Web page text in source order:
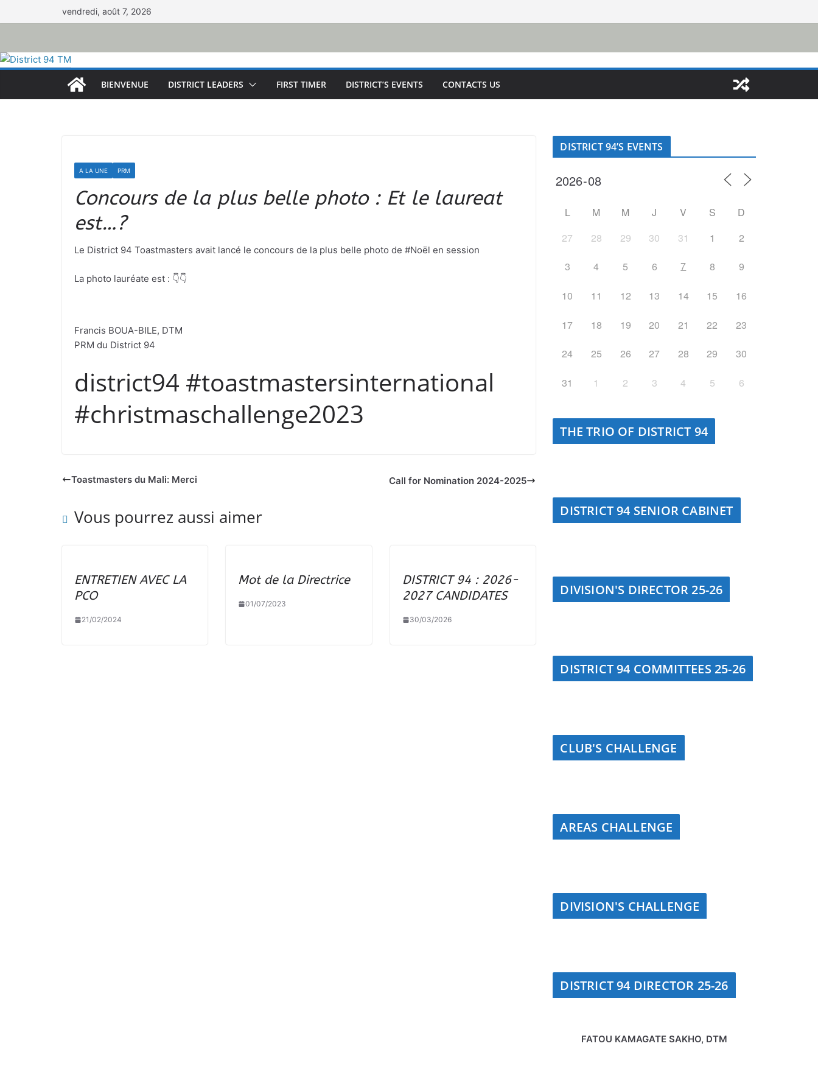
au
vendredi, août 7, 2026
BIENVENUE DISTRICT LEADERS FIRST TIMER DISTRICT’S EVENTS CONTACTS US
A LA UNE PRM
Concours de la plus belle photo : Et le laureat
est…?
Le District 94 Toastmasters avait lancé le concours de la plus belle photo de #Noël en session
La photo lauréate est : 👇👇
Francis BOUA-BILE, DTM
PRM du District 94
district94 #toastmastersinternational
#christmaschallenge2023
Toastmasters du Mali: Merci Call for Nomination 2024-2025
Vous pourrez aussi aimer
ENTRETIEN AVEC LA
PCO
21/02/2024
Mot de la Directrice
01/07/2023
DISTRICT 94 : 2026-
2027 CANDIDATES
30/03/2026
DISTRICT 94’S EVENTS
L M M J V S
D
27
28 29 30 31 1 2
3 4 5 6 7 8 9
10 11 12 13 14 15 16
17 18 19 20 21 22 23
24 25 26 27 28 29 30
31 1 2 3 4 5 6
THE TRIO OF DISTRICT 94
DISTRICT 94 SENIOR CABINET
DIVISION'S DIRECTOR 25-26
DISTRICT 94 COMMITTEES 25-26
CLUB'S CHALLENGE
AREAS CHALLENGE
DIVISION'S CHALLENGE
DISTRICT 94 DIRECTOR 25-26
FATOU KAMAGATE SAKHO, DTM